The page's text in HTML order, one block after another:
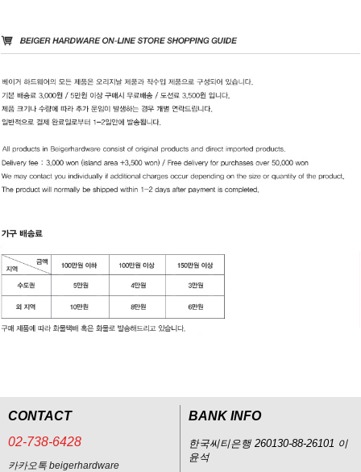
CONTACT
02-738-6428
카카오톡 beigerhardware
BANK INFO
한국씨티은행 260130-88-26101 이
윤석